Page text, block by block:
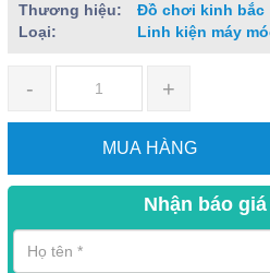
Thương hiệu:
Đồ chơi kinh bắc
Loại:
Linh kiện máy
- +
MUA HÀNG
Nhận báo